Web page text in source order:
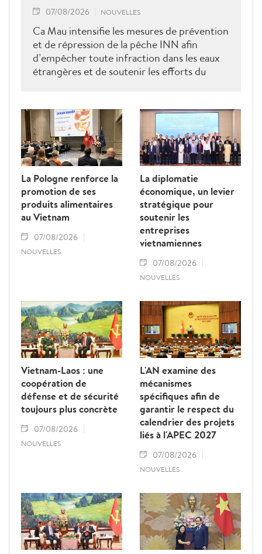
07/08/2026 NOUVELLES
Ca Mau intensifie les mesures de prévention
et de répression de la pêche INN afin
d’empêcher toute infraction dans les eaux
étrangères et de soutenir les efforts du
La Pologne renforce la
promotion de ses
produits alimentaires
au Vietnam
07/08/2026
NOUVELLES
La diplomatie
économique, un levier
stratégique pour
soutenir les
entreprises
vietnamiennes
07/08/2026
NOUVELLES
Vietnam-Laos : une
coopération de
défense et de sécurité
toujours plus concrète
07/08/2026
NOUVELLES
L'AN examine des
mécanismes
spécifiques afin de
garantir le respect du
calendrier des projets
liés à l'APEC 2027
07/08/2026
NOUVELLES